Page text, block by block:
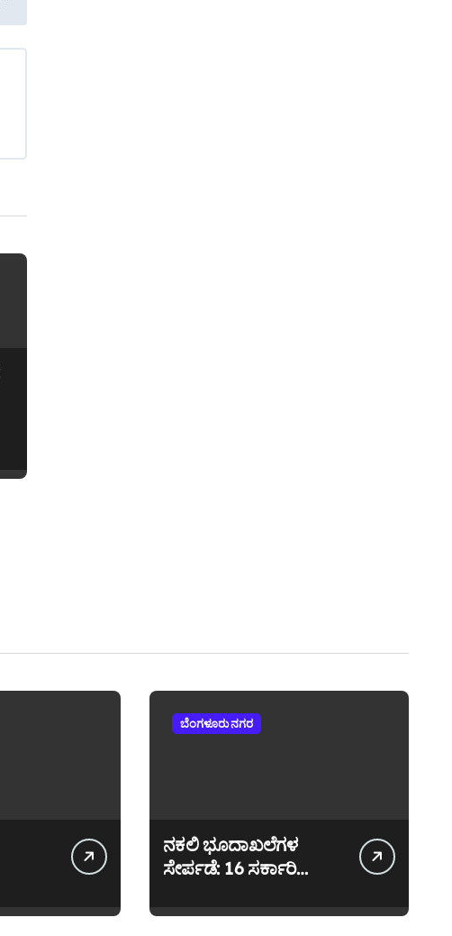
ಬೆಂಗಳೂರು ನಗರ
ನಕಲಿ ಭೂದಾಖಲೆಗಳ
ಸೇರ್ಪಡೆ: 16 ಸರ್ಕಾರಿ
ಆರ್